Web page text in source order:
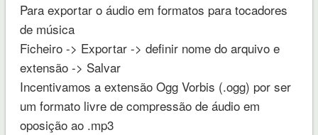
Para exportar o áudio em formatos para tocadores
de música
Ficheiro -> Exportar -> definir nome do arquivo e
extensão -> Salvar
Incentivamos a extensão Ogg Vorbis (.ogg) por ser
um formato livre de compressão de áudio em
oposição ao .mp3